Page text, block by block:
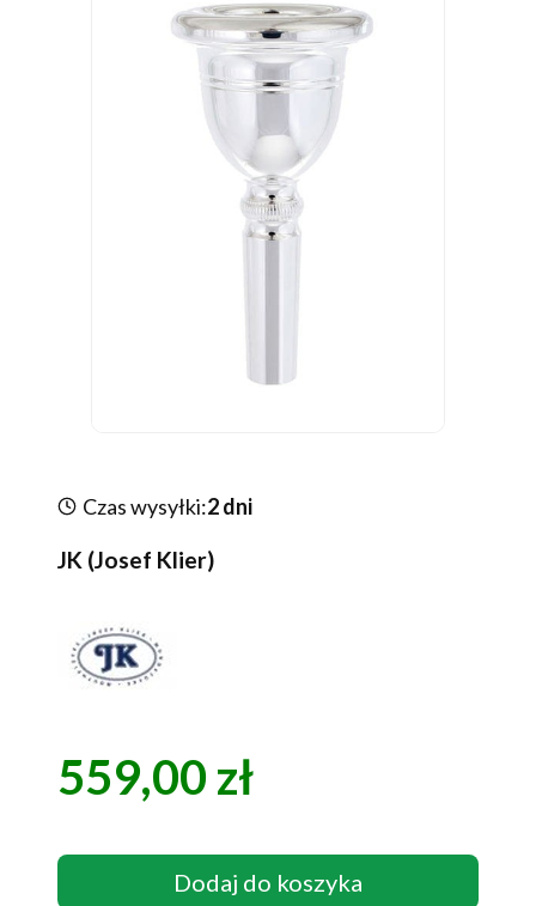
Czas wysyłki:2 dni
JK (Josef Klier)
Cena
559,00 zł
Dodaj do koszyka